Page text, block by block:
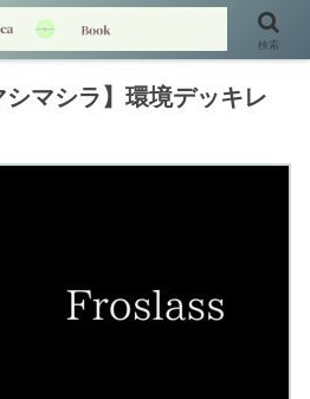
シマシラ】環境デッキレ
検索